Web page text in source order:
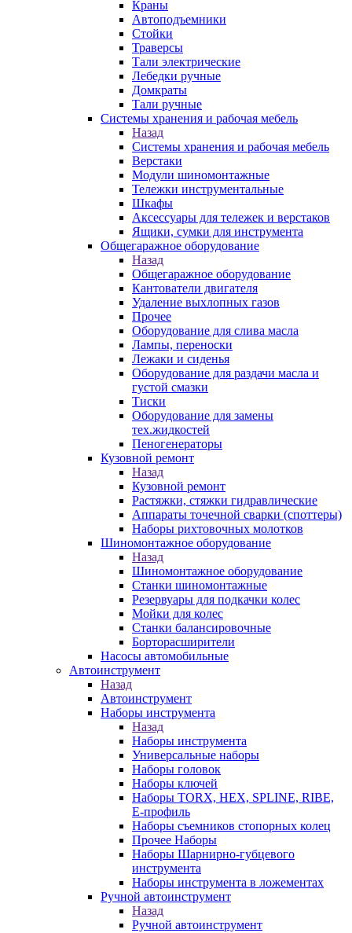
Краны
Автоподъемники
Стойки
Траверсы
Тали электрические
Лебедки ручные
Домкраты
Тали ручные
Системы хранения и рабочая мебель
Назад
Системы хранения и рабочая мебель
Верстаки
Модули шиномонтажные
Тележки инструментальные
Шкафы
Аксессуары для тележек и верстаков
Ящики, сумки для инструмента
Общегаражное оборудование
Назад
Общегаражное оборудование
Кантователи двигателя
Удаление выхлопных газов
Прочее
Оборудование для слива масла
Лампы, переноски
Лежаки и сиденья
Оборудование для раздачи масла и
густой смазки
Тиски
Оборудование для замены
тех.жидкостей
Пеногенераторы
Кузовной ремонт
Назад
Кузовной ремонт
Растяжки, стяжки гидравлические
Аппараты точечной сварки (споттеры)
Наборы рихтовочных молотков
Шиномонтажное оборудование
Назад
Шиномонтажное оборудование
Станки шиномонтажные
Резервуары для подкачки колес
Мойки для колес
Станки балансировочные
Борторасширители
Насосы автомобильные
Автоинструмент
Назад
Автоинструмент
Наборы инструмента
Назад
Наборы инструмента
Универсальные наборы
Наборы головок
Наборы ключей
Наборы TORX, HEX, SPLINE, RIBE,
E-профиль
Наборы съемников стопорных колец
Прочее Наборы
Наборы Шарнирно-губцевого
инструмента
Наборы инструмента в ложементах
Ручной автоинструмент
Назад
Ручной автоинструмент